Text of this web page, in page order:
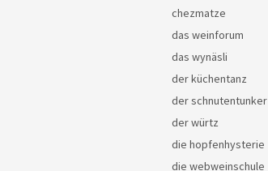
chezmatze
das weinforum
das wynäsli
der küchentanz
der schnutentunker
der würtz
die hopfenhysterie
die webweinschule